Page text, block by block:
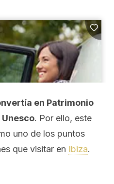
en Patrimonio
. Por ello, este
uno de los puntos
que visitar en Ibiza.